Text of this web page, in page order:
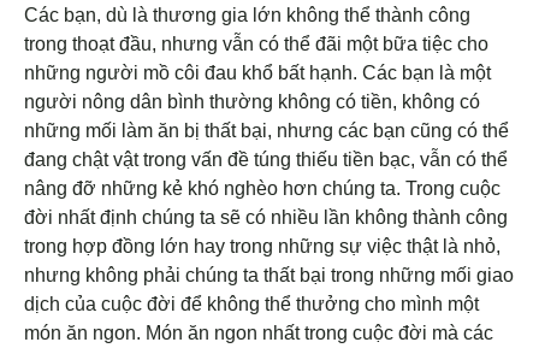
Các bạn, dù là thương gia lớn không thể thành công
trong thoạt đầu, nhưng vẫn có thể đãi một bữa tiệc cho
những người mồ côi đau khổ bất hạnh. Các bạn là một
người nông dân bình thường không có tiền, không có
những mối làm ăn bị thất bại, nhưng các bạn cũng có thể
đang chật vật trong vấn đề túng thiếu tiền bạc, vẫn có thể
nâng đỡ những kẻ khó nghèo hơn chúng ta. Trong cuộc
đời nhất định chúng ta sẽ có nhiều lần không thành công
trong hợp đồng lớn hay trong những sự việc thật là nhỏ,
nhưng không phải chúng ta thất bại trong những mối giao
dịch của cuộc đời để không thể thưởng cho mình một
món ăn ngon. Món ăn ngon nhất trong cuộc đời mà các